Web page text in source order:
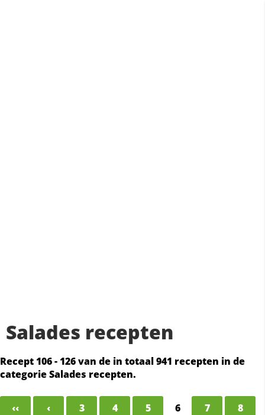
Salades recepten
Recept 106 - 126 van de in totaal 941 recepten in de
categorie Salades recepten.
‹‹ ‹ 3 4 5 6 7 8